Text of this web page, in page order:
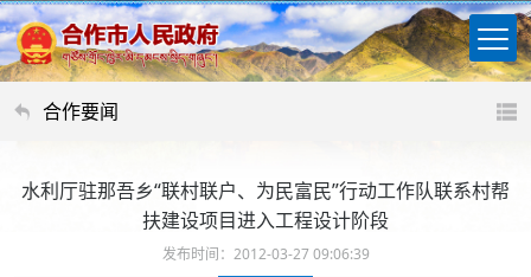
合作要闻
水利厅驻那吾乡“联村联户、为民富民”行动工作队联系村帮
扶建设项目进入工程设计阶段
发布时间：2012-03-27 09:06:39